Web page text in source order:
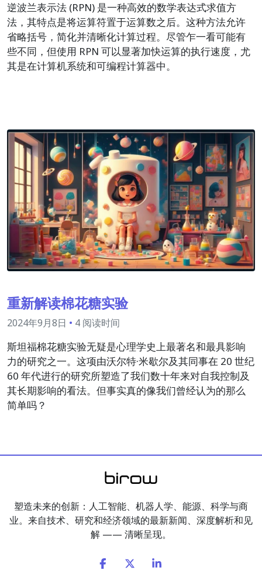
逆波兰表示法 (RPN) 是一种高效的数学表达式求值方
法，其特点是将运算符置于运算数之后。这种方法允许
省略括号，简化并清晰化计算过程。尽管乍一看可能有
些不同，但使用 RPN 可以显著加快运算的执行速度，尤
其是在计算机系统和可编程计算器中。
重新解读棉花糖实验
2024年9月8日 • 4 阅读时间
斯坦福棉花糖实验无疑是心理学史上最著名和最具影响
力的研究之一。这项由沃尔特·米歇尔及其同事在 20 世纪
60 年代进行的研究所塑造了我们数十年来对自我控制及
其长期影响的看法。但事实真的像我们曾经认为的那么
简单吗？
塑造未来的创新：人工智能、机器人学、能源、科学与商
业。来自技术、研究和经济领域的最新新闻、深度解析和见
解 —— 清晰呈现。